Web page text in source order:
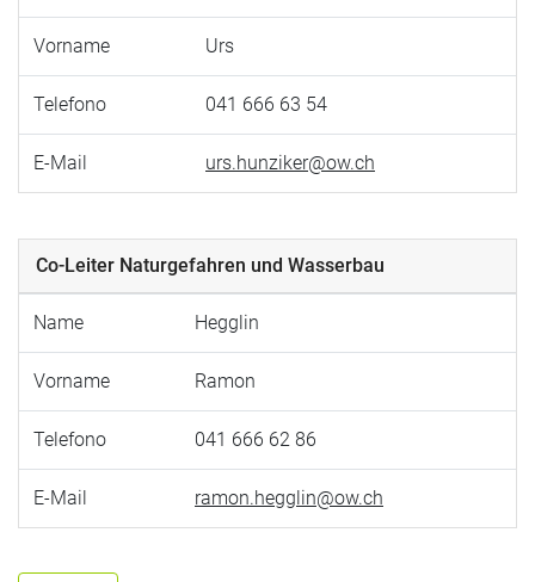
Vorname Urs
Telefono 041 666 63 54
E-Mail urs.hunziker@ow.ch
Co-Leiter Naturgefahren und Wasserbau
Name Hegglin
Vorname Ramon
Telefono 041 666 62 86
E-Mail ramon.hegglin@ow.ch